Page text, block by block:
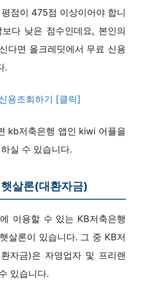
점이 475점 이상이어야 합니
다 낮은 점수인데요, 본인의
다면 올크레딧에서 무료 신용
.
용조회하기 [클릭]
kb저축은행 앱인 kiwi 어플을
실 수 있습니다.
살론(대환자금)
이용할 수 있는 KB저축은행
살론이 있습니다. 그 중 KB저
자금)은 자영업자 및 프리랜
있습니다.